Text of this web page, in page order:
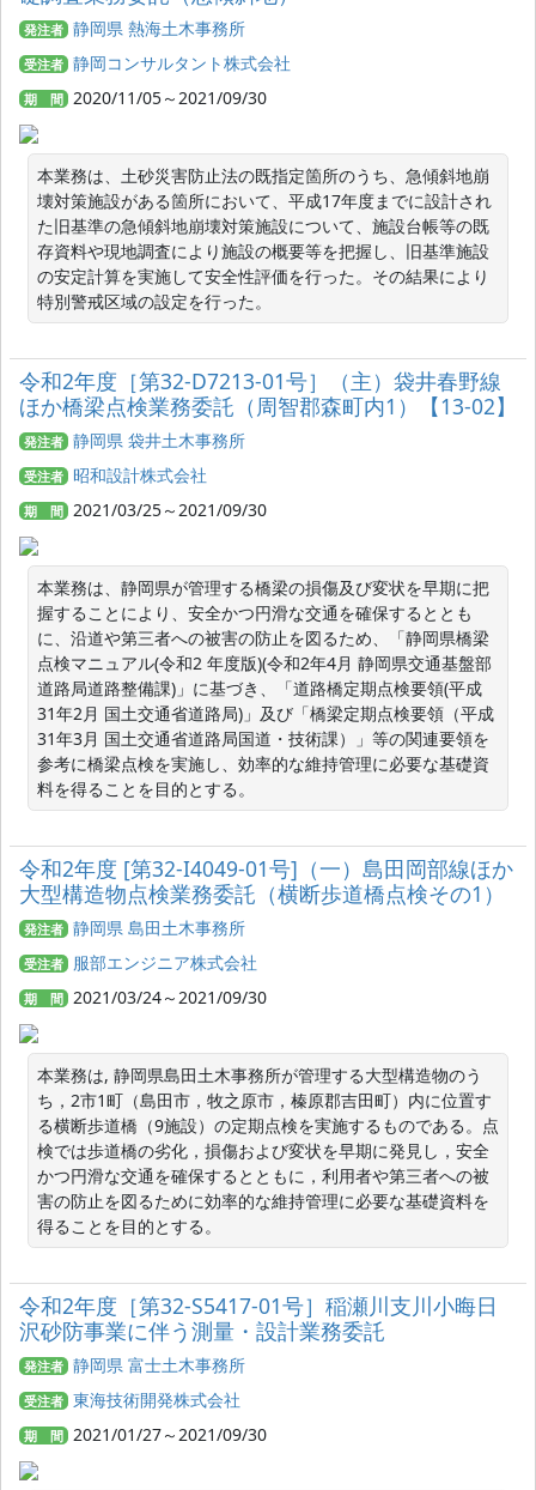
発注者 静岡県 熱海土木事務所
受注者 静岡コンサルタント株式会社
期 間 2020/11/05～2021/09/30
本業務は、土砂災害防止法の既指定箇所のうち、急傾斜地崩
壊対策施設がある箇所において、平成17年度までに設計され
た旧基準の急傾斜地崩壊対策施設について、施設台帳等の既
存資料や現地調査により施設の概要等を把握し、旧基準施設
の安定計算を実施して安全性評価を行った。その結果により
特別警戒区域の設定を行った。
令和2年度［第32-D7213-01号］（主）袋井春野線
ほか橋梁点検業務委託（周智郡森町内1）【13-02】
発注者 静岡県 袋井土木事務所
受注者 昭和設計株式会社
期 間 2021/03/25～2021/09/30
本業務は、静岡県が管理する橋梁の損傷及び変状を早期に把
握することにより、安全かつ円滑な交通を確保するととも
に、沿道や第三者への被害の防止を図るため、「静岡県橋梁
点検マニュアル(令和2 年度版)(令和2年4月 静岡県交通基盤部
道路局道路整備課)」に基づき、「道路橋定期点検要領(平成
31年2月 国土交通省道路局)」及び「橋梁定期点検要領（平成
31年3月 国土交通省道路局国道・技術課）」等の関連要領を
参考に橋梁点検を実施し、効率的な維持管理に必要な基礎資
料を得ることを目的とする。
令和2年度 [第32-I4049-01号]（一）島田岡部線ほか
大型構造物点検業務委託（横断歩道橋点検その1）
発注者 静岡県 島田土木事務所
受注者 服部エンジニア株式会社
期 間 2021/03/24～2021/09/30
本業務は, 静岡県島田土木事務所が管理する大型構造物のう
ち，2市1町（島田市，牧之原市，榛原郡吉田町）内に位置す
る横断歩道橋（9施設）の定期点検を実施するものである。点
検では歩道橋の劣化，損傷および変状を早期に発見し，安全
かつ円滑な交通を確保するとともに，利用者や第三者への被
害の防止を図るために効率的な維持管理に必要な基礎資料を
得ることを目的とする。
令和2年度［第32-S5417-01号］稲瀬川支川小晦日
沢砂防事業に伴う測量・設計業務委託
発注者 静岡県 富士土木事務所
受注者 東海技術開発株式会社
期 間 2021/01/27～2021/09/30